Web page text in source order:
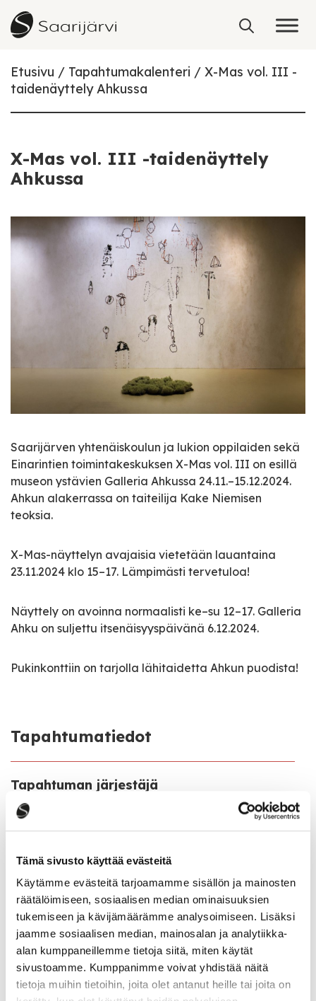
Tämä sivusto käyttää evästeitä
Käytämme evästeitä tarjoamamme sisällön ja mainosten
räätälöimiseen, sosiaalisen median ominaisuuksien
tukemiseen ja kävijämäärämme analysoimiseen. Lisäksi
jaamme sosiaalisen median, mainosalan ja analytiikka-
alan kumppaneillemme tietoja siitä, miten käytät
sivustoamme. Kumppanimme voivat yhdistää näitä
tietoja muihin tietoihin, joita olet antanut heille tai joita on
Skip to content
Etusivu Tapahtumakalenteri
X-Mas vol. III -
taidenäyttely Ahkussa
X-Mas vol. III -taidenäyttely
Ahkussa
Saarijärven yhtenäiskoulun ja lukion oppilaiden sekä
Einarintien toimintakeskuksen X-Mas vol. III on esillä
museon ystävien Galleria Ahkussa 24.11.–15.12.2024.
Ahkun alakerrassa on taiteilija Kake Niemisen
teoksia.
X-Mas-näyttelyn avajaisia vietetään lauantaina
23.11.2024 klo 15–17. Lämpimästi tervetuloa!
Näyttely on avoinna normaalisti ke–su 12–17. Galleria
Ahku on suljettu itsenäisyyspäivänä 6.12.2024.
Pukinkonttiin on tarjolla lähitaidetta Ahkun puodista!
Tapahtumatiedot
Tapahtuman järjestäjä
Saarijärven museon ystävät ry
Oppitie 2 / Paavontie 30
Näyttely on avoinna
ke–su 12–17
Suljettu itsenäisyyspäivänä 6.12.2024.
Katso kaikki tapahtumat